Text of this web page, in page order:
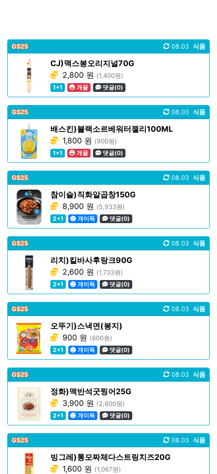
GS25 식품
08.03
CJ)맥스봉오리지널70G
2,800 원 (1,400원)
1+1
개꿀 댓글(0)
GS25 식품
08.03
배스킨)블랙소르베워터젤리100ML
1,800 원 (900원)
1+1
개꿀 댓글(0)
GS25 식품
08.03
참이슬)직화알곱창150G
8,900 원 (5,933원)
2+1
개이득 댓글(0)
GS25 식품
08.03
리치)킬바사후랑크90G
2,600 원 (1,733원)
2+1
개이득 댓글(0)
GS25 식품
08.03
오뚜기)스낵면(봉지)
900 원 (600원)
2+1
개이득 댓글(0)
GS25 식품
08.03
정화)맥반석굿찡어25G
3,900 원 (2,600원)
2+1
개이득 댓글(0)
GS25 식품
08.03
빙그레)통모짜체다스트링치즈20G
1,600 원 (1,067원)